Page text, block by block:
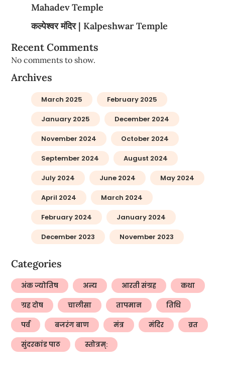
Mahadev Temple
कल्पेश्वर मंदिर | Kalpeshwar Temple
Recent Comments
No comments to show.
Archives
March 2025 February 2025
January 2025 December 2024
November 2024 October 2024
September 2024 August 2024
July 2024 June 2024 May 2024
April 2024 March 2024
February 2024 January 2024
December 2023 November 2023
Categories
अंक ज्योतिष अन्य आरती संग्रह कथा
ग्रह दोष चालीसा तापमान तिथि
पर्व बजरंग बाण मंत्र मंदिर व्रत
सुंदरकांड पाठ स्तोत्रम्: